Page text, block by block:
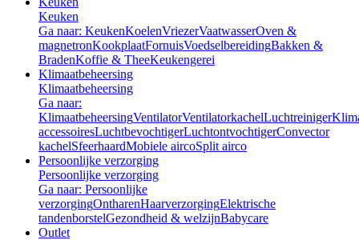
Keuken
Ga naar: KeukenKoelenVriezerVaatwasserOven &
magnetronKookplaatFornuisVoedselbereidingBakken &
BradenKoffie & TheeKeukengerei
Klimaatbeheersing
Klimaatbeheersing
Ga naar:
KlimaatbeheersingVentilatorVentilatorkachelLuchtreiniger
accessoiresLuchtbevochtigerLuchtontvochtigerConvector
kachelSfeerhaardMobiele aircoSplit airco
Persoonlijke verzorging
Persoonlijke verzorging
Ga naar: Persoonlijke
verzorgingOntharenHaarverzorgingElektrische
tandenborstelGezondheid & welzijnBabycare
Outlet